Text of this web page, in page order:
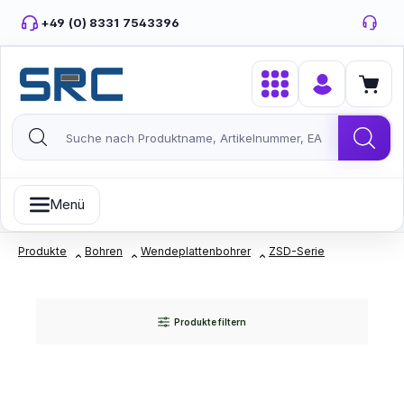
Zum Hauptinhalt springen
+49 (0) 8331 7543396
Menü
Produkte Bohren Wendeplattenbohrer ZSD-Serie
Produkte filtern